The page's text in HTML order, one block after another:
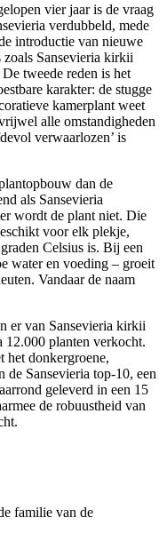
vier jaar is de vraag
verdubbeld, mede
introductie van nieuwe
zoals Sansevieria kirkii
tweede reden is het
karakter: de stugge
kamerplant weet
alle omstandigheden
verwaarlozen’ is
dan de
als Sansevieria
wordt de plant niet. Die
voor elk plekje,
Celsius is. Bij een
water en voeding – groeit
Vandaar de naam
er van Sansevieria kirkii
planten verkocht.
het donkergroene,
de Sansevieria top-10, een
geleverd in een 15
de robuustheid van
familie van de